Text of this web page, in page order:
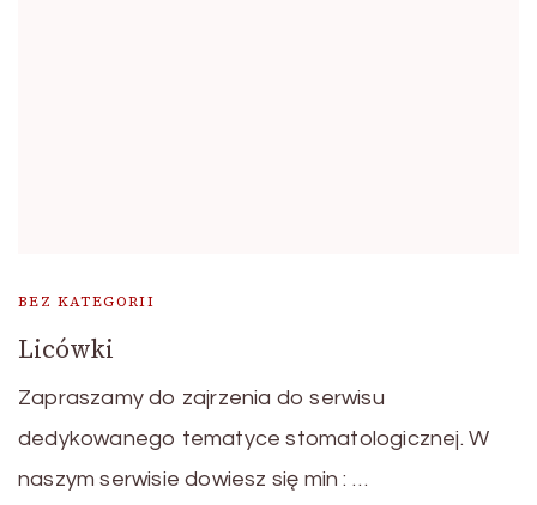
BEZ KATEGORII
Licówki
Zapraszamy do zajrzenia do serwisu
dedykowanego tematyce stomatologicznej. W
naszym serwisie dowiesz się min : …